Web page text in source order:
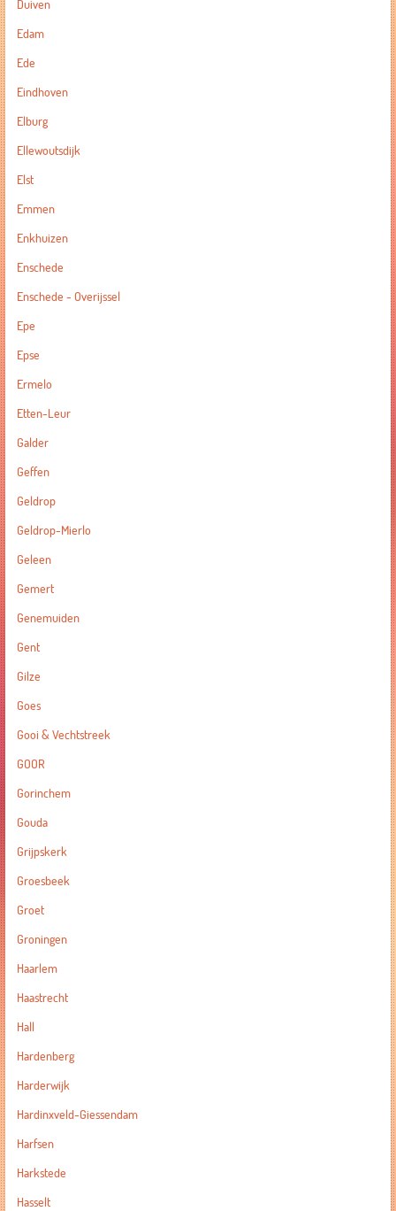
Duiven
Edam
Ede
Eindhoven
Elburg
Ellewoutsdijk
Elst
Emmen
Enkhuizen
Enschede
Enschede - Overijssel
Epe
Epse
Ermelo
Etten-Leur
Galder
Geffen
Geldrop
Geldrop-Mierlo
Geleen
Gemert
Genemuiden
Gent
Gilze
Goes
Gooi & Vechtstreek
GOOR
Gorinchem
Gouda
Grijpskerk
Groesbeek
Groet
Groningen
Haarlem
Haastrecht
Hall
Hardenberg
Harderwijk
Hardinxveld-Giessendam
Harfsen
Harkstede
Hasselt